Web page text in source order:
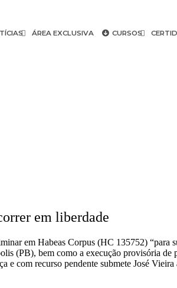
ÁREA EXCLUSIVA CURSOS
em liberdade
em Habeas Corpus (HC 135752) “para
(PB), bem como a execução provisória
e com recurso pendente submete José